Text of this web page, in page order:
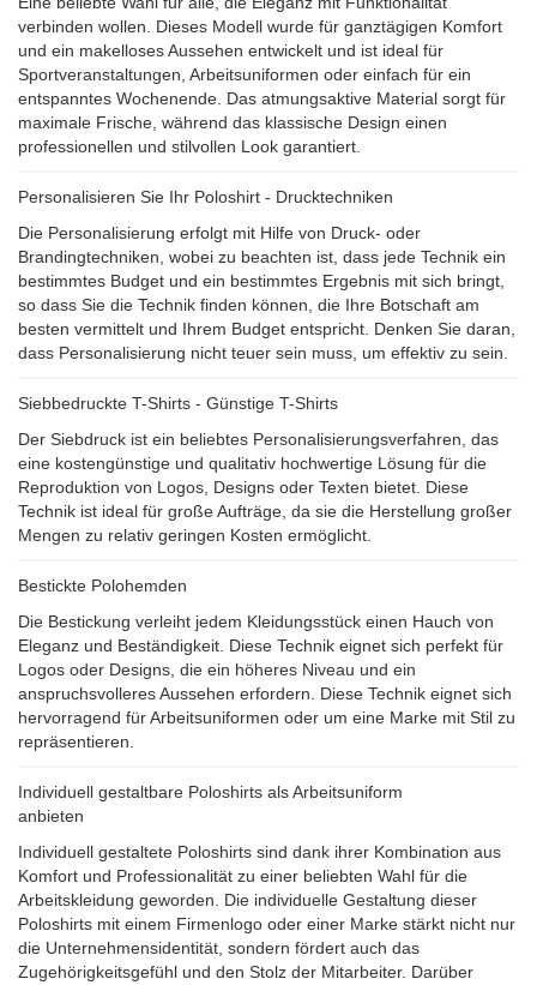
verbinden wollen. Dieses Modell wurde für ganztägigen Komfort
und ein makelloses Aussehen entwickelt und ist ideal für
Sportveranstaltungen, Arbeitsuniformen oder einfach für ein
entspanntes Wochenende. Das atmungsaktive Material sorgt für
maximale Frische, während das klassische Design einen
professionellen und stilvollen Look garantiert.
Personalisieren Sie Ihr Poloshirt - Drucktechniken
Die Personalisierung erfolgt mit Hilfe von Druck- oder
Brandingtechniken, wobei zu beachten ist, dass jede Technik ein
bestimmtes Budget und ein bestimmtes Ergebnis mit sich bringt,
so dass Sie die Technik finden können, die Ihre Botschaft am
besten vermittelt und Ihrem Budget entspricht. Denken Sie daran,
dass Personalisierung nicht teuer sein muss, um effektiv zu sein.
Siebbedruckte T-Shirts - Günstige T-Shirts
Der Siebdruck ist ein beliebtes Personalisierungsverfahren, das
eine kostengünstige und qualitativ hochwertige Lösung für die
Reproduktion von Logos, Designs oder Texten bietet. Diese
Technik ist ideal für große Aufträge, da sie die Herstellung großer
Mengen zu relativ geringen Kosten ermöglicht.
Bestickte Polohemden
Die Bestickung verleiht jedem Kleidungsstück einen Hauch von
Eleganz und Beständigkeit. Diese Technik eignet sich perfekt für
Logos oder Designs, die ein höheres Niveau und ein
anspruchsvolleres Aussehen erfordern. Diese Technik eignet sich
hervorragend für Arbeitsuniformen oder um eine Marke mit Stil zu
repräsentieren.
Individuell gestaltbare Poloshirts als Arbeitsuniform
anbieten
Individuell gestaltete Poloshirts sind dank ihrer Kombination aus
Komfort und Professionalität zu einer beliebten Wahl für die
Arbeitskleidung geworden. Die individuelle Gestaltung dieser
Poloshirts mit einem Firmenlogo oder einer Marke stärkt nicht nur
die Unternehmensidentität, sondern fördert auch das
Zugehörigkeitsgefühl und den Stolz der Mitarbeiter. Darüber